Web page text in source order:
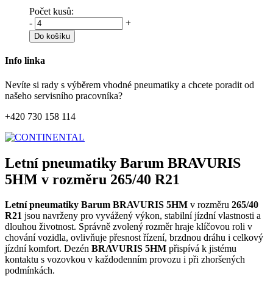
Počet kusů:
-
+
Do košíku
Info linka
Nevíte si rady s výběrem vhodné pneumatiky a chcete poradit od
našeho servisního pracovníka?
+420 730 158 114
Letní pneumatiky Barum BRAVURIS
5HM v rozměru 265/40 R21
Letní pneumatiky Barum BRAVURIS 5HM v rozměru 265/40
R21 jsou navrženy pro vyvážený výkon, stabilní jízdní vlastnosti a
dlouhou životnost. Správně zvolený rozměr hraje klíčovou roli v
chování vozidla, ovlivňuje přesnost řízení, brzdnou dráhu i celkový
jízdní komfort. Dezén BRAVURIS 5HM přispívá k jistému
kontaktu s vozovkou v každodenním provozu i při zhoršených
podmínkách.